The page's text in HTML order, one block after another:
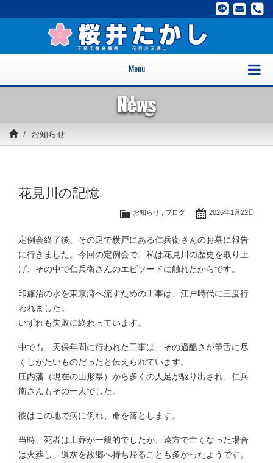
Menu
Blog
News
お知らせ
花見川の記憶
2026年1月22日
お知らせ ブログ
定例会終了後、その足で横戸にある仁兵衛さんのお墓に報告
に行きました。今回の定例会で、私は花見川の歴史を取り上
げ、その中で仁兵衛さんのエピソードに触れたからです。
印旛沼の水を東京湾へ流すための工事は、江戸時代に三度行
われました。
いずれも失敗に終わっています。
中でも、天保年間に行われた工事は、その過酷さが筆舌に尽
くしがたいものだったと伝えられています。
庄内藩（現在の山形県）から多くの人足が駆り出され、仁兵
衛さんもその一人でした。
彼はこの地で病に倒れ、命を落とします。
当時、死者は土葬が一般的でしたが、遠方で亡くなった場合
は火葬し、遺灰を故郷へ持ち帰ることも多かったようです。